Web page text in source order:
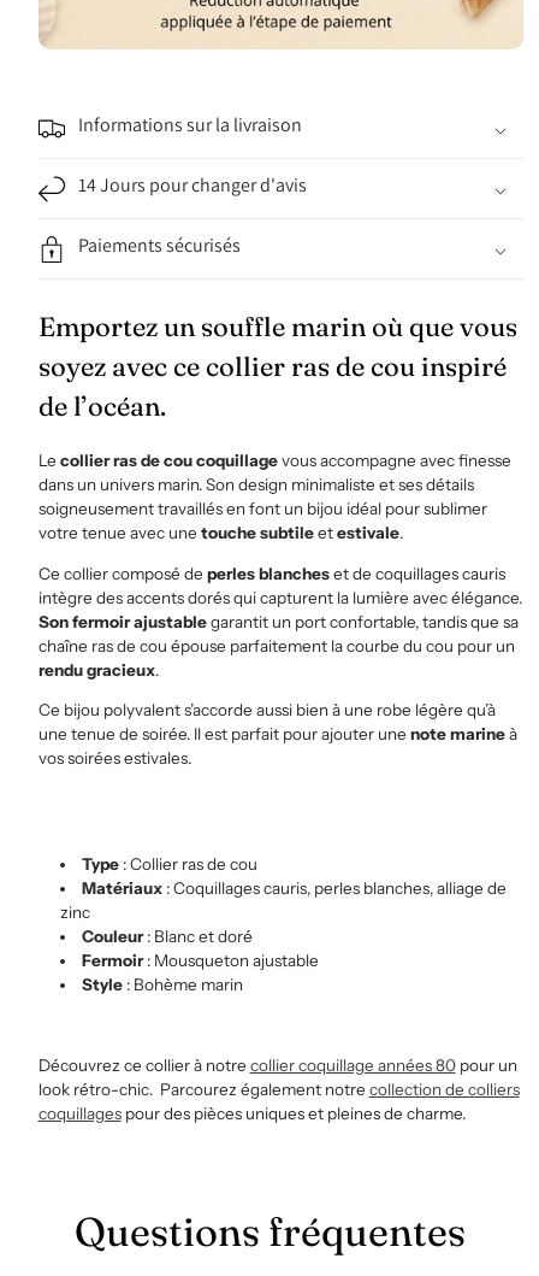
Informations sur la livraison
14 Jours pour changer d'avis
Paiements sécurisés
Emportez un souffle marin où que vous
soyez avec ce collier ras de cou inspiré
de l’océan.
Le collier ras de cou coquillagevous accompagne avec finesse
dans un univers marin. Son design minimaliste et ses détails
soigneusement travaillés en font un bijou idéal pour sublimer
votre tenue avec une touche subtileetestivale.
Ce collier composé de perles blancheset de coquillages cauris
intègre des accents dorés qui capturent la lumière avec élégance.
Son fermoir ajustablegarantit un port confortable, tandis que sa
chaîne ras de cou épouse parfaitement la courbe du cou pour un
rendu gracieux.
Ce bijou polyvalent s’accorde aussi bien à une robe légère qu’à
une tenue de soirée. Il est parfait pour ajouter une note marineà
vos soirées estivales.
Type : Collier ras de cou
Matériaux : Coquillages cauris, perles blanches, alliage de
zinc
Couleur: Blanc et doré
Fermoir: Mousqueton ajustable
Style : Bohème marin
Découvrez ce collier à notre collier coquillage années 80pour un
look rétro-chic. Parcourez également notre collection de colliers
coquillagespour des pièces uniques et pleines de charme.
Questions fréquentes